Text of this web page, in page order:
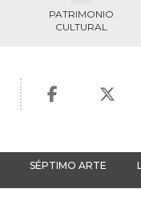
PATRIMONIO
CULTURAL
SÉPTIMO ARTE